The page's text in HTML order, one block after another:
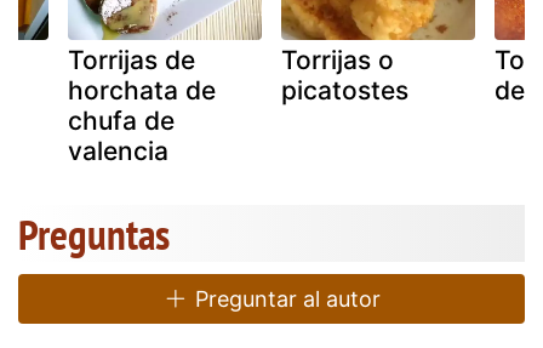
Torrijas de
horchata de
chufa de
valencia
Torrijas o
picatostes
de
Preguntas
Preguntar al autor